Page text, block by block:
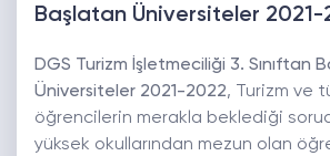
Başlatan Üniversiteler 2021-
DGS Turizm İşletmeciliği 3. Sınıftan
Üniversiteler 2021-2022, Turizm ve
öğrencilerin merakla beklediği
yüksek okullarından mezun olan